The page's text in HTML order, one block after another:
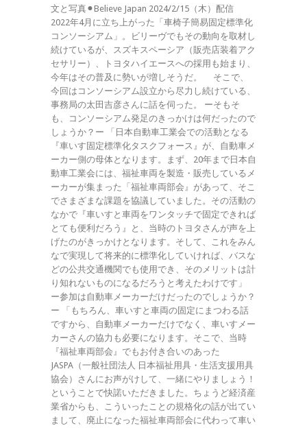
文と写真⚫︎Believe Japan 2024/2/15（木）配信
2022年4月に立ち上がった「車椅子簡易固定標準化
コンソーシアム」。ビリーヴでもその動向を取材し
続けているが、スズキスペーシア（販売店装着アク
セサリー）、トヨタハイエースへの採用も始まり、
今年はその普及に勢いが増しそうだ。 そこで、
今回はコンソーシアム設立から尽力し続けている、
事務局の太田吉彦さんに話を伺った。 ーそもそ
も、コンソーシアム発足のきっかけは何だったので
しょうか？ー 「日本自動車工業会での活動となる
『車いす固定標準化タスクフォース』が、自動車メ
ーカー側の母体となります。まず、20年まで日本自
動車工業会には、福祉車両を製造・販売しているメ
ーカーが集まった「福祉車両部会』があって、そこ
でさまざまな課題を協議していました。その活動の
なかで『車いすと車両をワンタッチで固定できれば
とても便利だろう』と、当時のトヨタさんが声を上
げたのがきっかけとなります。そして、これをみん
なで実現して将来的に標準化していければ、バスな
どの公共交通機関でも使用でき、そのメリットは計
り知れないものになるだろうと考えたわけです」
ー参加は自動車メーカーだけだったのでしょうか？
ー 「もちろん、車いすと車両の固定にまつわる話
ですから、自動車メーカーだけでなく、車いすメー
カーさんの協力も必要になります。そこで、当時
『福祉車両部会』でもお付き合いのあった
JASPA（一般社団法人 日本福祉用具・生活支援用具
協会）さんにお声がけして、一緒にやりましょう！
ということで快諾いただきました。ちょうど経済産
業省からも、こういったことの規格化の話が出てい
まして、廃止になった福祉車両部会に代わって車い